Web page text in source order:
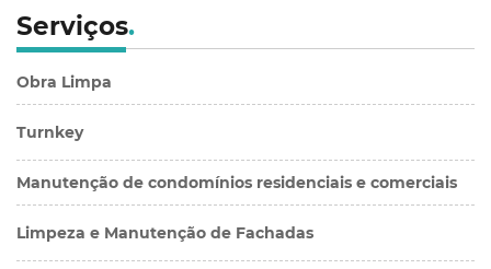
Serviços.
Obra Limpa
Turnkey
Manutenção de condomínios residenciais e comerciais
Limpeza e Manutenção de Fachadas